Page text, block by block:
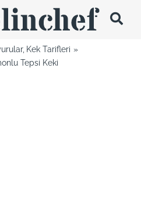
Kek Tarifleri
Tepsi Keki